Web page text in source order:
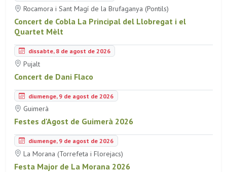
Rocamora i Sant Magí de la Brufaganya (Pontils)
Concert de Cobla La Principal del Llobregat i el
Quartet Mèlt
dissabte, 8 de agost de 2026
Pujalt
Concert de Dani Flaco
diumenge, 9 de agost de 2026
Guimerà
Festes d'Agost de Guimerà 2026
diumenge, 9 de agost de 2026
La Morana (Torrefeta i Florejacs)
Festa Major de La Morana 2026